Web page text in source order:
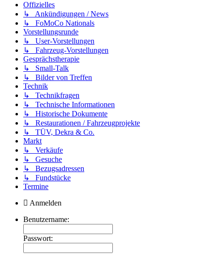
Offizielles
↳ Ankündigungen / News
↳ FoMoCo Nationals
Vorstellungsrunde
↳ User-Vorstellungen
↳ Fahrzeug-Vorstellungen
Gesprächstherapie
↳ Small-Talk
↳ Bilder von Treffen
Technik
↳ Technikfragen
↳ Technische Informationen
↳ Historische Dokumente
↳ Restaurationen / Fahrzeugprojekte
↳ TÜV, Dekra & Co.
Markt
↳ Verkäufe
↳ Gesuche
↳ Bezugsadressen
↳ Fundstücke
Termine
Anmelden
Benutzername:
Passwort: